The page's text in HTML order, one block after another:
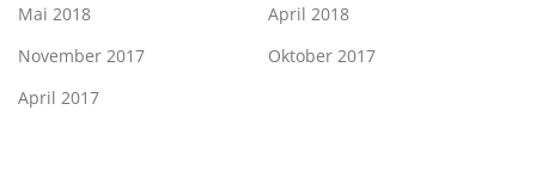
Mai 2018
April 2018
November 2017
Oktober 2017
April 2017